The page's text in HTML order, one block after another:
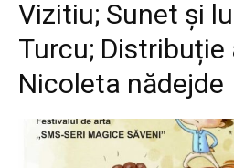
Vizitiu; Sunet și
Turcu; Distribuție
Nicoleta nădejde